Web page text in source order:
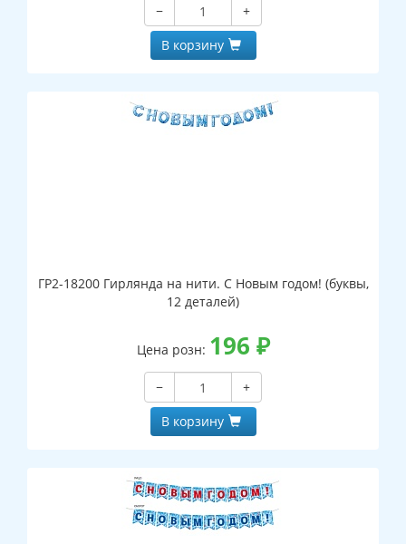
−
+
В корзину
ГР2-18200 Гирлянда на нити. С Новым годом! (буквы,
12 деталей)
Цена розн: 196 ₽
−
+
В корзину